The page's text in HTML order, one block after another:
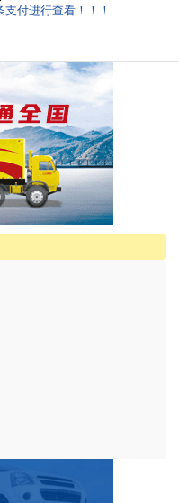
付进行查看！！！